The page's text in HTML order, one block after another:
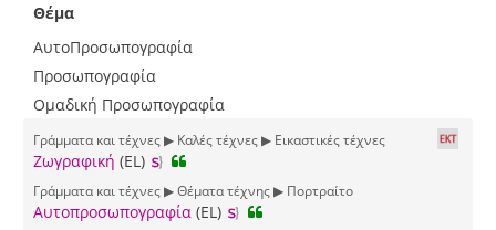
Θέμα
ΑυτοΠροσωπογραφία
Προσωπογραφία
Ομαδική Προσωπογραφία
Γράμματα και τέχνες ▶ Καλές τέχνες ▶ Εικαστικές τέχνες
Ζωγραφική (EL)
Γράμματα και τέχνες ▶ Θέματα τέχνης ▶ Πορτραίτο
Αυτοπροσωπογραφία (EL)